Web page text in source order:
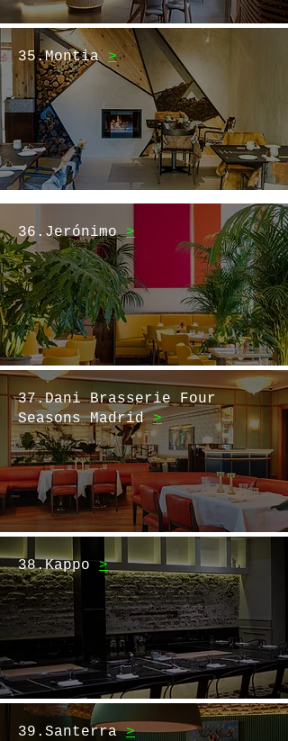
35.Montia >
36.Jerónimo>
37.Dani Brasserie Four
Seasons Madrid>
38.Kappo >
39.Santerra>